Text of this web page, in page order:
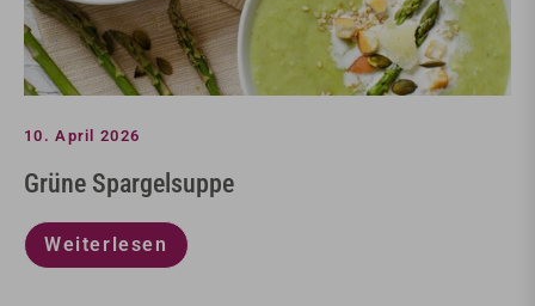
10. April 2026
Grüne Spargelsuppe
Weiterlesen